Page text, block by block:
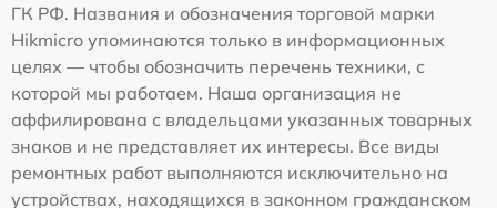
ГК РФ. Названия и обозначения торговой марки
Hikmicro упоминаются только в информационных
целях — чтобы обозначить перечень техники, с
которой мы работаем. Наша организация не
аффилирована с владельцами указанных товарных
знаков и не представляет их интересы. Все виды
ремонтных работ выполняются исключительно на
устройствах, находящихся в законном гражданском